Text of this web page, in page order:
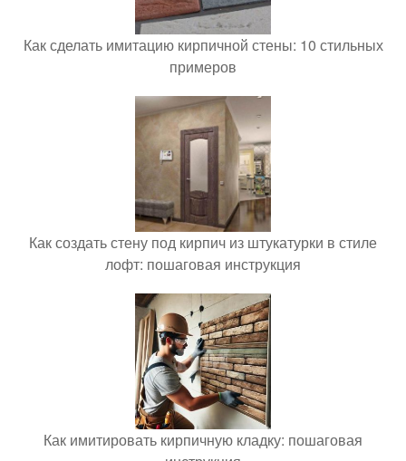
Как сделать имитацию кирпичной стены: 10 стильных
примеров
Как создать стену под кирпич из штукатурки в стиле
лофт: пошаговая инструкция
Как имитировать кирпичную кладку: пошаговая